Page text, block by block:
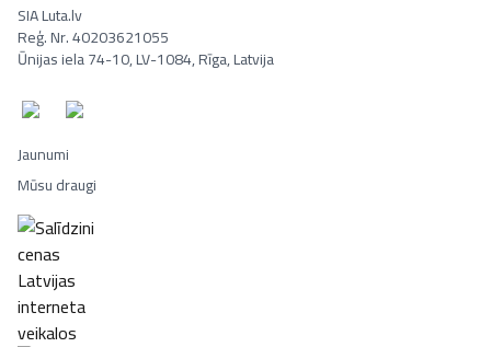
SIA Luta.lv
Reģ. Nr. 40203621055
Ūnijas iela 74-10, LV-1084, Rīga, Latvija
Jaunumi
Mūsu draugi